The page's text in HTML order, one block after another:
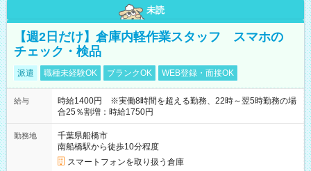
未読
【週2日だけ】倉庫内軽作業スタッフ スマホの
チェック・検品
派遣 職種未経験OK ブランクOK WEB登録・面接OK
給与
時給1400円 ※実働8時間を超える勤務、22時～翌5時勤務の場
合25％割増：時給1750円
勤務地
千葉県船橋市
南船橋駅から徒歩10分程度
スマートフォンを取り扱う倉庫